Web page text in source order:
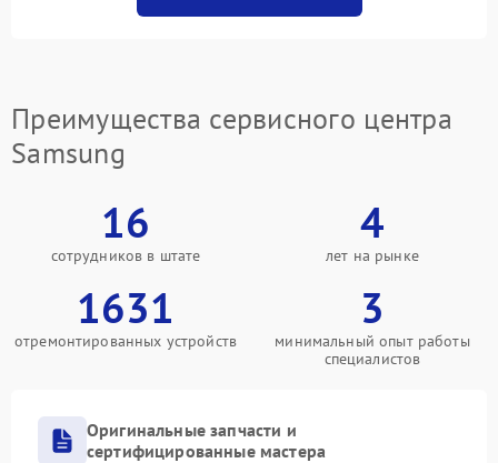
Преимущества сервисного центра
Samsung
16
сотрудников в штате
4
лет на рынке
1631
отремонтированных устройств
3
минимальный опыт работы
специалистов
Оригинальные запчасти и
сертифицированные мастера